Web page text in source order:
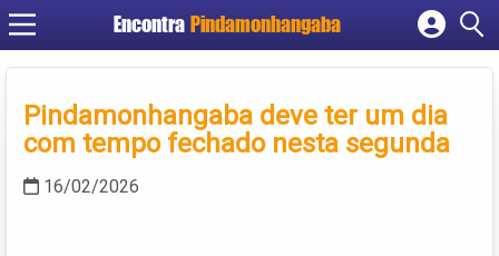
Encontra Pindamonhangaba
Cadastrar empresa
Criar conta
Pindamonhangaba deve ter um dia
com tempo fechado nesta segunda
16/02/2026